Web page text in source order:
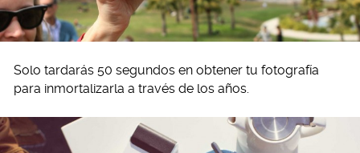
Solo tardarás 50 segundos en obtener tu fotografía
para inmortalizarla a través de los años.